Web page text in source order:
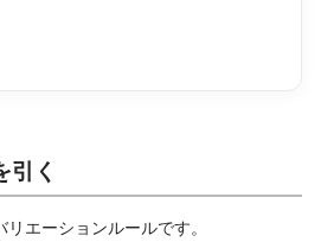
く
エーションルールです。